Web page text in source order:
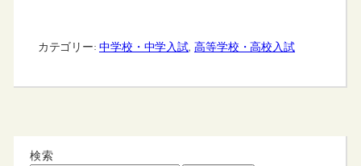
カテゴリー: 中学校・中学入試, 高等学校・高校入試
検索